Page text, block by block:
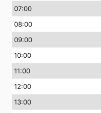
07:00
08:00
09:00
10:00
11:00
12:00
13:00